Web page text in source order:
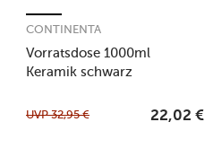
Vorratsdose 1000ml
Keramik schwarz
CONTINENTA
UVP32,95 € 22,02 €